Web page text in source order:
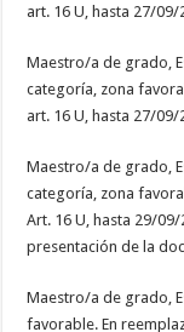
art. 16 U, hasta 27/
Maestro/a de grado,
categoría, zona
art. 16 U, hasta 27/
Maestro/a de grado,
categoría, zona
Art. 16 U, hasta 29/
presentación de la
Maestro/a de grado,
favorable. En